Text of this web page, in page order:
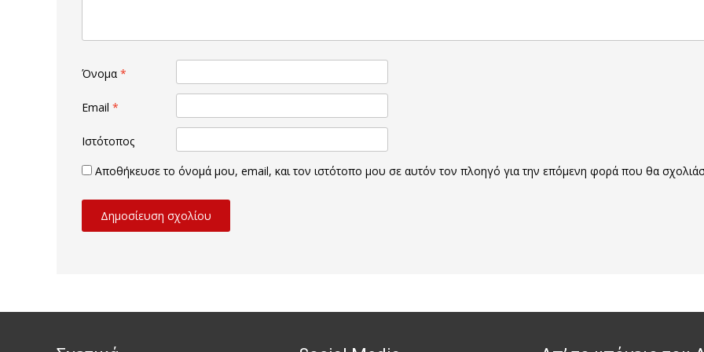
Όνομα *
Email *
Ιστότοπος
Αποθήκευσε το όνομά μου, email, και τον ιστότοπο μου σε αυτόν τον πλοηγό για την επόμενη φορά που θα